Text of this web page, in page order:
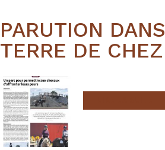
PARUTION
TERRE DE